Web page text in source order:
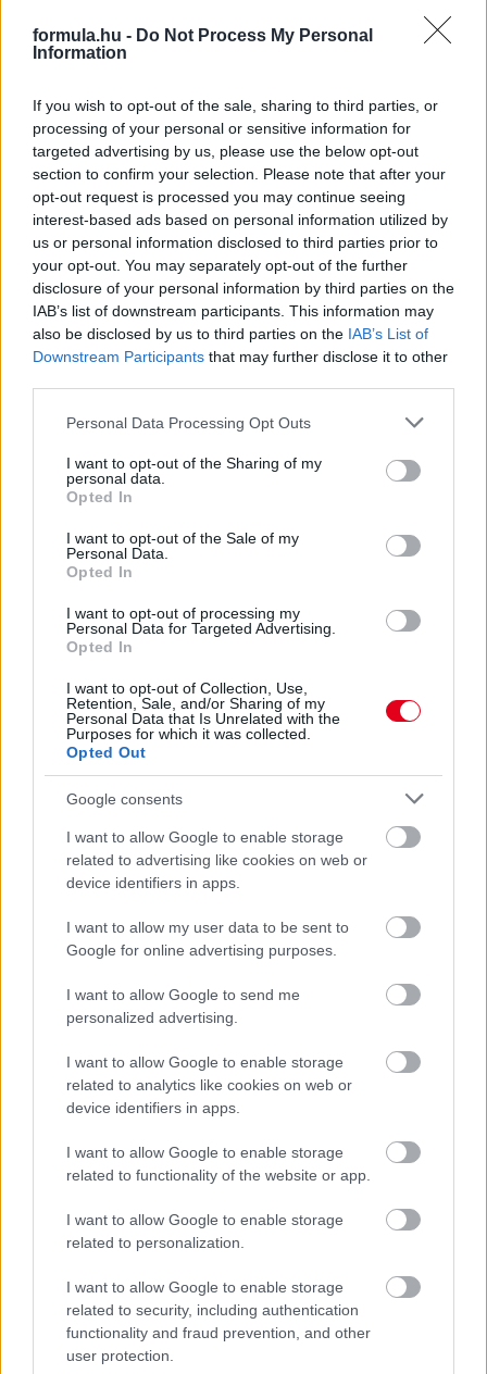
formula.hu - Do Not Process My Personal
Information
If you wish to opt-out of the sale, sharing to third parties, or
processing of your personal or sensitive information for
targeted advertising by us, please use the below opt-out
section to confirm your selection. Please note that after your
opt-out request is processed you may continue seeing
interest-based ads based on personal information utilized by
us or personal information disclosed to third parties prior to
your opt-out. You may separately opt-out of the further
disclosure of your personal information by third parties on the
IAB’s list of downstream participants. This information may
also be disclosed by us to third parties on the IAB’s List of
Downstream Participants that may further disclose it to other
Please note that this website/app uses one or more Google
not limited to your visit or usage behaviour. You may click to
grant or deny consent to Google and its third-party tags to
use your data for below specified purposes in below Google
consent section.
Personal Data Processing Opt Outs
I want to opt-out of the Sharing of my
personal data.
Opted In
I want to opt-out of the Sale of my
Personal Data.
Opted In
I want to opt-out of processing my
Personal Data for Targeted Advertising.
Opted In
I want to opt-out of Collection, Use,
Retention, Sale, and/or Sharing of my
Personal Data that Is Unrelated with the
Purposes for which it was collected.
Opted Out
Google consents
I want to allow Google to enable storage
related to advertising like cookies on web or
device identifiers in apps.
I want to allow my user data to be sent to
Google for online advertising purposes.
I want to allow Google to send me
personalized advertising.
I want to allow Google to enable storage
related to analytics like cookies on web or
device identifiers in apps.
I want to allow Google to enable storage
related to functionality of the website or app.
I want to allow Google to enable storage
related to personalization.
I want to allow Google to enable storage
related to security, including authentication
functionality and fraud prevention, and other
user protection.
1 napja
Megvan, mikor kezdődik az F1-es Bahreini Nagydíj
Malajziában
2 napja
Ilyen lehet a jövő F1-es szabályrendszere Domenicali
2 napja
Újabb korábbi F2-es bajnok folytatja a Formula-E-ben